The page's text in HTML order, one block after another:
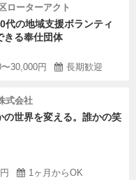
ローターアクト
の地域支援ボランティ
る奉仕団体
30,000円 長期歓迎
式会社
世界を変える。誰かの笑
1ヶ月からOK